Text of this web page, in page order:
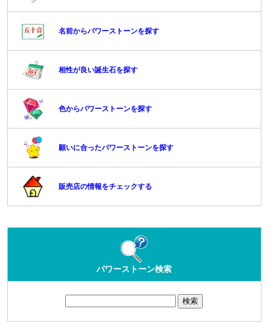
名前からパワーストーンを探す
相性が良い誕生石を探す
色からパワーストーンを探す
願いに合ったパワーストーンを探す
販売店の情報をチェックする
パワーストーン検索